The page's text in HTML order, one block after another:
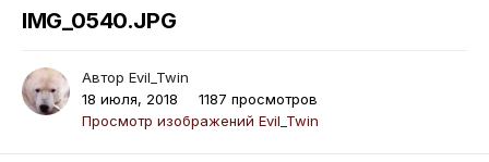
IMG_0540.JPG
Автор Evil_Twin
18 июля, 2018
1187 просмотров
Просмотр изображений Evil_Twin